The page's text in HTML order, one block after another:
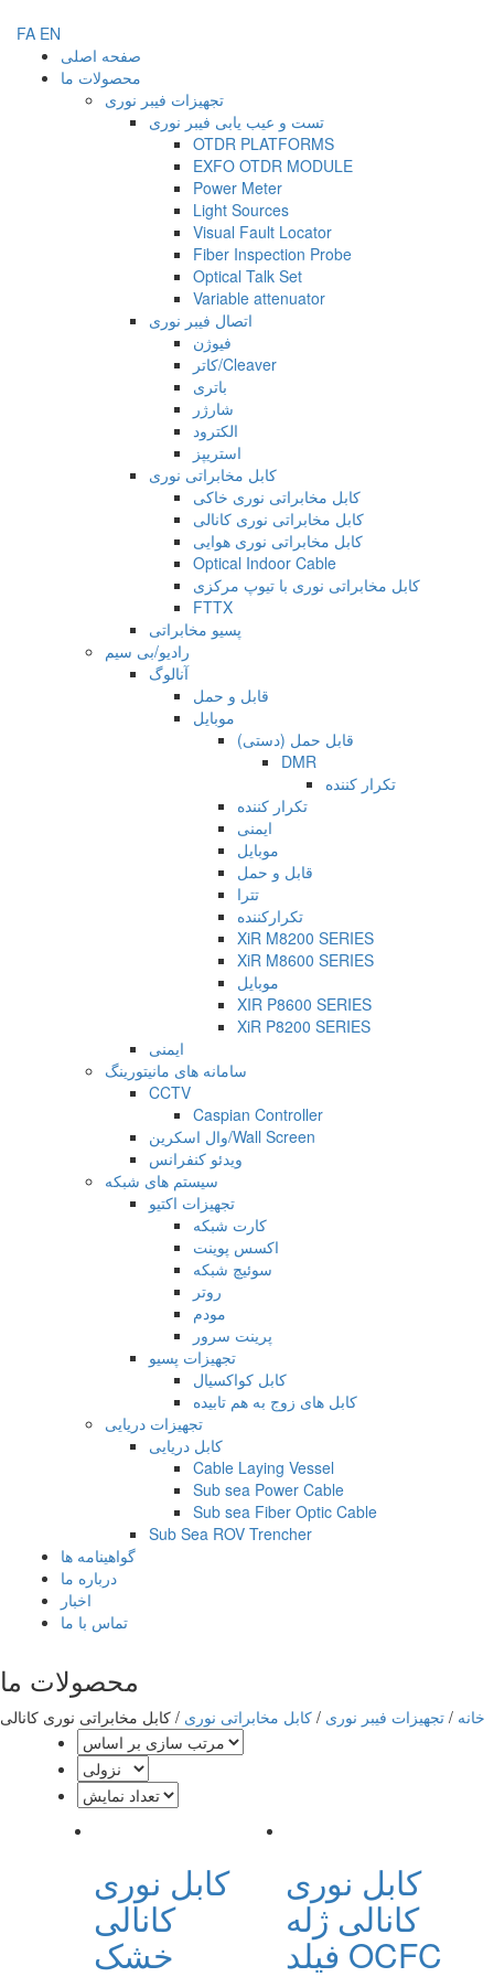
FA EN
صفحه اصلی
محصولات ما
تجهیزات فیبر نوری
تست و عیب یابی فیبر نوری
OTDR PLATFORMS
EXFO OTDR MODULE
Power Meter
Light Sources
Visual Fault Locator
Fiber Inspection Probe
Optical Talk Set
Variable attenuator
اتصال فیبر نوری
فیوژن
کاتر/Cleaver
باتری
شارژر
الکترود
استریپز
کابل مخابراتی نوری
کابل مخابراتی نوری خاکی
کابل مخابراتی نوری کانالی
کابل مخابراتی نوری هوایی
Optical Indoor Cable
کابل مخابراتی نوری با تیوپ مرکزی
FTTX
پسیو مخابراتی
رادیو/بی سیم
آنالوگ
قابل و حمل
موبایل
قابل حمل (دستی)
DMR
تکرار کننده
تکرار کننده
ایمنی
موبایل
قابل و حمل
تترا
تکرارکننده
XiR M8200 SERIES
XiR M8600 SERIES
موبایل
XIR P8600 SERIES
XiR P8200 SERIES
ایمنی
سامانه های مانیتورینگ
CCTV
Caspian Controller
وال اسکرین/Wall Screen
ویدئو کنفرانس
سیستم های شبکه
تجهیزات اکتیو
کارت شبکه
اکسس پوینت
سوئیچ شبکه
روتر
مودم
پرینت سرور
تجهیزات پسیو
کابل کواکسیال
کابل های زوج به هم تابیده
تجهیزات دریایی
کابل دریایی
Cable Laying Vessel
Sub sea Power Cable
Sub sea Fiber Optic Cable
Sub Sea ROV Trencher
گواهینامه ها
درباره ما
اخبار
تماس با ما
محصولات ما
خانه / تجهیزات فیبر نوری / کابل مخابراتی نوری / کابل مخابراتی نوری کانالی
کابل نوری
کانالی ژله
فیلد OCFC
کابل نوری
کانالی
خشک